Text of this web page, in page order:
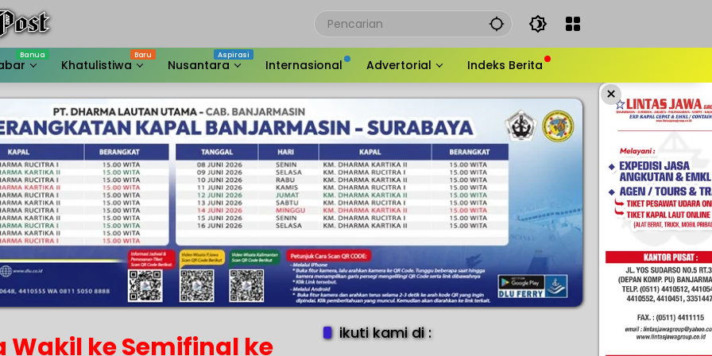
Khatulistiwa Nusantara Internasional Advertorial Indeks Berita
×
Wakil ke Semifinal ke
ikuti kami di :